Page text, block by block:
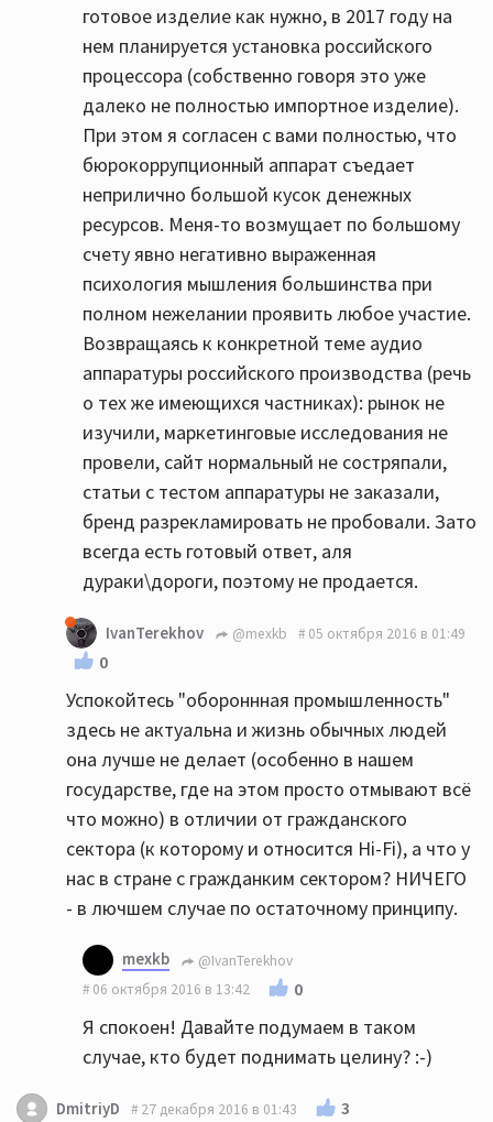
готовое изделие как нужно, в 2017 году на
нем планируется установка российского
процессора (собственно говоря это уже
далеко не полностью импортное изделие).
При этом я согласен с вами полностью, что
бюрокоррупционный аппарат съедает
неприлично большой кусок денежных
ресурсов. Меня-то возмущает по большому
счету явно негативно выраженная
психология мышления большинства при
полном нежелании проявить любое участие.
Возвращаясь к конкретной теме аудио
аппаратуры российского производства (речь
о тех же имеющихся частниках): рынок не
изучили, маркетинговые исследования не
провели, сайт нормальный не состряпали,
статьи с тестом аппаратуры не заказали,
бренд разрекламировать не пробовали. Зато
всегда есть готовый ответ, аля
дураки\дороги, поэтому не продается.
IvanTerekhov @mexkb 05 октября 2016 в 01:49
0
Успокойтесь "обороннная промышленность"
здесь не актуальна и жизнь обычных людей
она лучше не делает (особенно в нашем
государстве, где на этом просто отмывают всё
что можно) в отличии от гражданского
сектора (к которому и относится Hi-Fi), а что у
нас в стране с гражданким сектором? НИЧЕГО
- в лючшем случае по остаточному принципу.
mexkb
@IvanTerekhov
06 октября 2016 в 13:42
0
Я спокоен! Давайте подумаем в таком
случае, кто будет поднимать целину? :-)
DmitriyD 27 декабря 2016 в 01:43 3